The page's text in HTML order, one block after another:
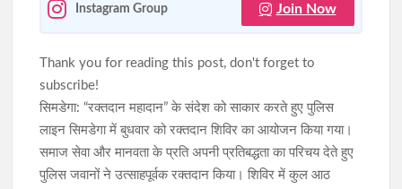
Instagram Group Join Now
Thank you for reading this post, don't forget to
subscribe!
सिमडेगा: “रक्तदान महादान” के संदेश को साकार करते हुए पुलिस
लाइन सिमडेगा में बुधवार को रक्तदान शिविर का आयोजन किया गया।
समाज सेवा और मानवता के प्रति अपनी प्रतिबद्धता का परिचय देते हुए
पुलिस जवानों ने उत्साहपूर्वक रक्तदान किया। शिविर में कुल आठ